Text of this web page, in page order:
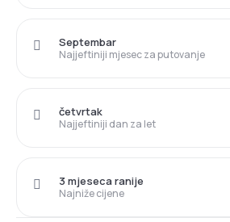
Najjeftiniji mjesec za putovanje
Septembar
Najjeftiniji dan za let
četvrtak
Najniže cijene
3 mjeseca ranije